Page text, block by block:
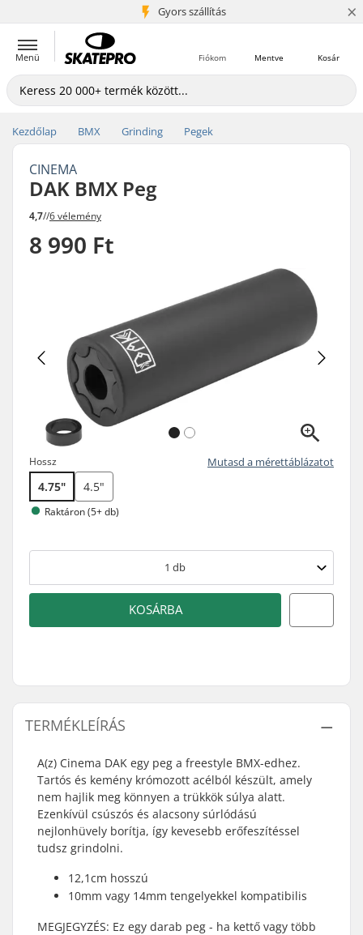
Gyors szállítás
5+ millió ügyfél ×
Menü Kosár
Mentve
Fiókom
Kezdőlap BMX Grinding Pegek
CINEMA
DAK BMX Peg
4,7//6 vélemény
8 990 Ft
Hossz Mutasd a mérettáblázatot
4.75" 4.5"
Raktáron (5+ db)
1 db
KOSÁRBA
TERMÉKLEÍRÁS
A(z) Cinema DAK egy peg a freestyle BMX-edhez.
Tartós és kemény krómozott acélból készült, amely
nem hajlik meg könnyen a trükkök súlya alatt.
Ezenkívül csúszós és alacsony súrlódású
nejlonhüvely borítja, így kevesebb erőfeszítéssel
tudsz grindolni.
12,1cm hosszú
10mm vagy 14mm tengelyekkel kompatibilis
MEGJEGYZÉS: Ez egy darab peg - ha kettő vagy több